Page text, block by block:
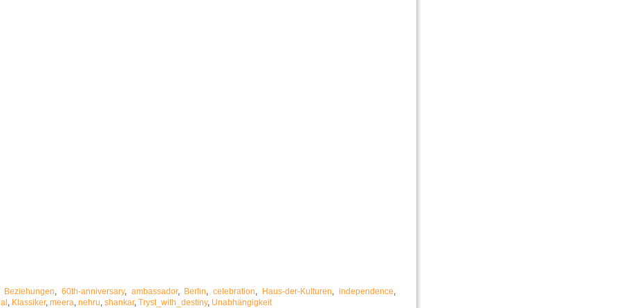
Beziehungen, 60th-anniversary, ambassador, Berlin, celebration, Haus-der-Kulturen, independence,
, Klassiker, meera, nehru, shankar, Tryst_with_destiny, Unabhängigkeit